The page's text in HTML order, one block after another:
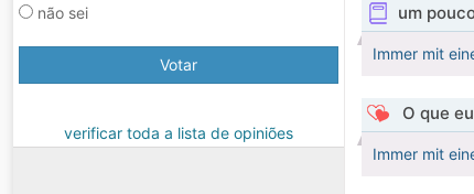
não sei
Votar
verificar toda a lista de opiniões
um
Immer mit
O que
Immer mit